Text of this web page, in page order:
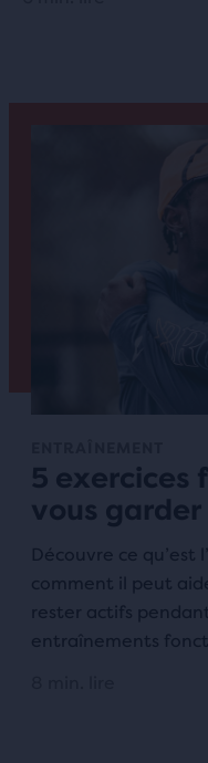
5 exercices
vous
Découvre ce qu’est
comment il peut
rester actifs
entraînements